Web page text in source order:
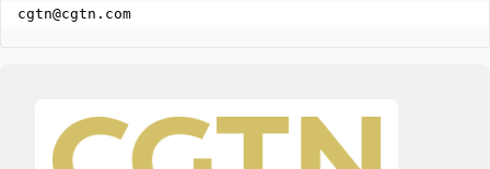
cgtn@cgtn.com